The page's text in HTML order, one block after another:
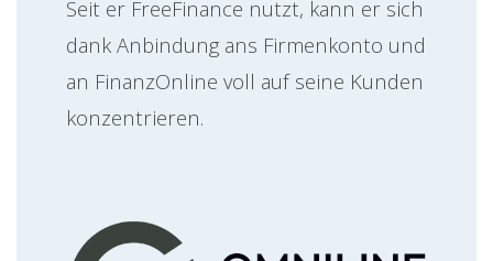
Seit er FreeFinance nutzt, kann er sich
dank Anbindung ans Firmenkonto und
an FinanzOnline voll auf seine Kunden
konzentrieren.